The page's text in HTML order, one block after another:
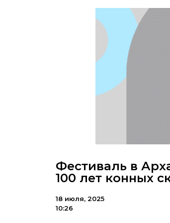
Фестиваль в
100 лет конных
18 июля, 2025
10:26